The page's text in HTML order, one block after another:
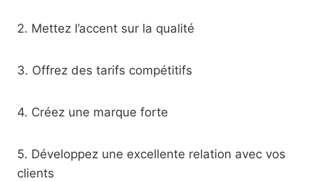
2. Mettez l’accent sur la qualité
3. Offrez des tarifs compétitifs
4. Créez une marque forte
5. Développez une excellente relation avec vos
clients